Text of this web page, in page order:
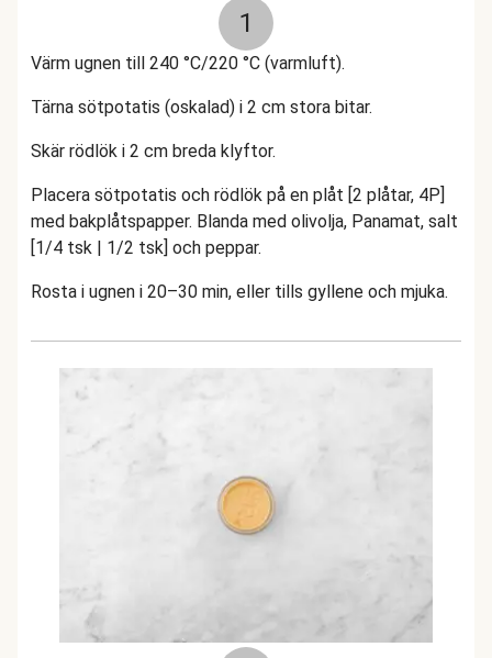
1
Värm ugnen till 240 °C/220 °C (varmluft).
Tärna sötpotatis (oskalad) i 2 cm stora bitar.
Skär rödlök i 2 cm breda klyftor.
Placera sötpotatis och rödlök på en plåt [2 plåtar, 4P]
med bakplåtspapper. Blanda med olivolja, Panamat, salt
[1/4 tsk | 1/2 tsk] och peppar.
Rosta i ugnen i 20–30 min, eller tills gyllene och mjuka.